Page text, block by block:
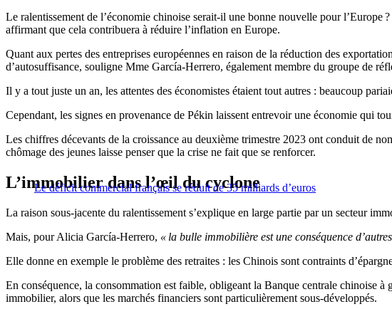
Le ralentissement de l’économie chinoise serait-il une bonne nouvelle pour
affirmant que cela contribuera à réduire l’inflation en Europe.
Quant aux pertes des entreprises européennes en raison de la réduction des
d’autosuffisance, souligne Mme García-Herrero, également membre du groupe de
Il y a tout juste un an, les attentes des économistes étaient tout autres : beaucoup
Cependant, les signes en provenance de Pékin laissent entrevoir une économie qui
Les chiffres décevants de la croissance au deuxième trimestre 2023 ont conduit de
chômage des jeunes laisse penser que la crise ne fait que se renforcer.
Le déficit commercial français se réduit de 35 milliards d’euros
L’immobilier dans l’œil du cyclone
La raison sous-jacente du ralentissement s’explique en large partie par un secteur
Mais, pour Alicia García-Herrero, « la bulle immobilière est une conséquence
Elle donne en exemple le problème des retraites : les Chinois sont contraints
En conséquence, la consommation est faible, obligeant la Banque centrale chinoise
immobilier, alors que les marchés financiers sont particulièrement sous-développés.